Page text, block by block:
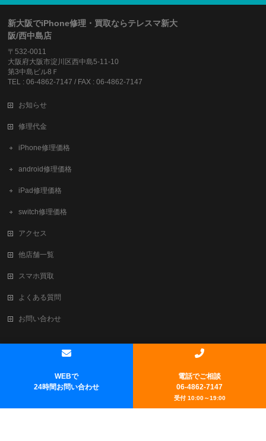
新大阪でiPhone修理・買取ならテレスマ新大
阪/西中島店
〒532-0011
大阪府大阪市淀川区西中島5-11-10
第3中島ビル8Ｆ
TEL : 06-4862-7147 / FAX : 06-4862-7147
お知らせ
修理代金
iPhone修理価格
android修理価格
iPad修理価格
switch修理価格
アクセス
他店舗一覧
スマホ買取
よくある質問
お問い合わせ
新大阪でiPhone修理・買取ならテレスマ新大阪/西中島店
Powered byWordPress Vektor,Inc.technology.
WEBで
24時間お問い合わせ
電話でご相談
06-4862-7147
受付 10:00～19:00